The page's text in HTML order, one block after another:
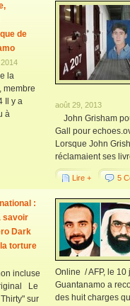
de
la
membre
Il y a
à
août 29, 2013
John Grisham
Gall pour
Lorsque John
réclamaient ses
Lire + 5
:
savoir
Dark
torture
incluse
Le
sur
Online / AFP, le
Guantanamo a
des huit charges